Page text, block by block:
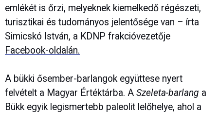
emlékét is őrzi, melyeknek kiemelkedő régészeti,
turisztikai és tudományos jelentősége van – írta
Simicskó István, a KDNP frakcióvezetője
Facebook-oldalán.
A bükki ősember-barlangok együttese nyert
felvételt a Magyar Értéktárba. A Szeleta-barlang a
Bükk egyik legismertebb paleolit lelőhelye, ahol a